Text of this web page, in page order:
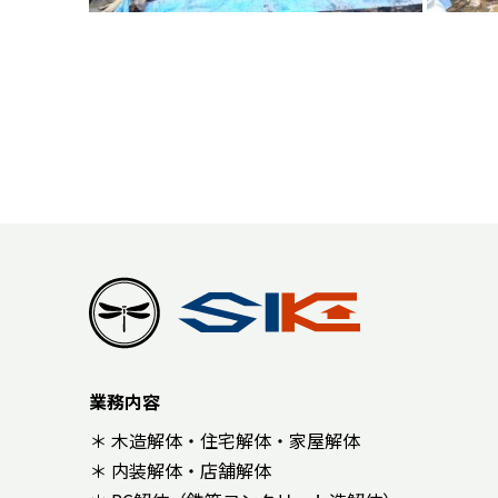
業務内容
＊ 木造解体・住宅解体・家屋解体
＊ 内装解体・店舗解体